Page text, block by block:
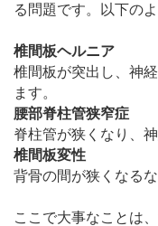
る問題です。以下の
椎間板ヘルニア
椎間板が突出し、神
ます。
腰部脊柱管狭窄症
脊柱管が狭くなり、
椎間板変性
背骨の間が狭くなる
ここで大事なことは